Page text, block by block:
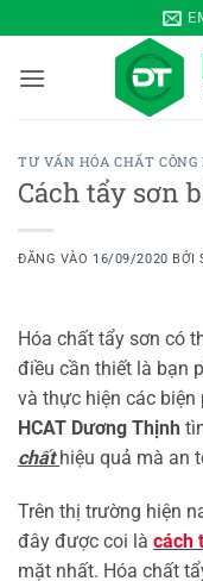
qua
nội
TƯ VẤN HÓA CHẤT CÔNG
Cách tẩy sơn
ĐĂNG VÀO 16/09/2020 BỞI
Hóa chất tẩy sơn có
điều cần thiết là bạn
và thực hiện các
HCAT Dương Thịnh
chấthiệu quả mà an
Trên thị trường hiện
đây được coi là cách
mặt nhất. Hóa chất